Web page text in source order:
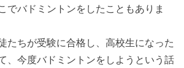
でバドミントンをしたこともありま
たちが受験に合格し、高校生になった
、今度バドミントンをしようという話